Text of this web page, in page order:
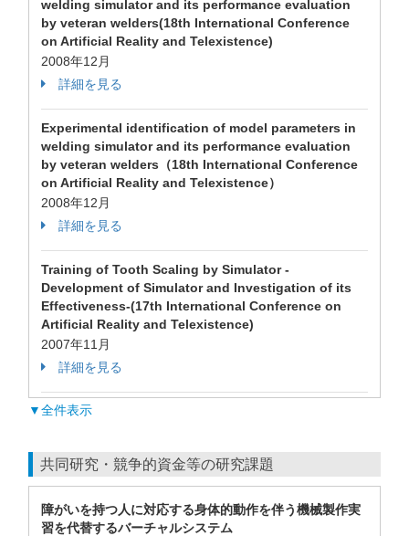
welding simulator and its performance evaluation
by veteran welders(18th International Conference
on Artificial Reality and Telexistence)
2008年12月
詳細を見る
Experimental identification of model parameters in
welding simulator and its performance evaluation
by veteran welders（18th International Conference
on Artificial Reality and Telexistence）
2008年12月
詳細を見る
Training of Tooth Scaling by Simulator -
Development of Simulator and Investigation of its
Effectiveness-(17th International Conference on
Artificial Reality and Telexistence)
2007年11月
詳細を見る
▼全件表示
共同研究・競争的資金等の研究課題
障がいを持つ人に対応する身体的動作を伴う機械製作実
習を代替するバーチャルシステム